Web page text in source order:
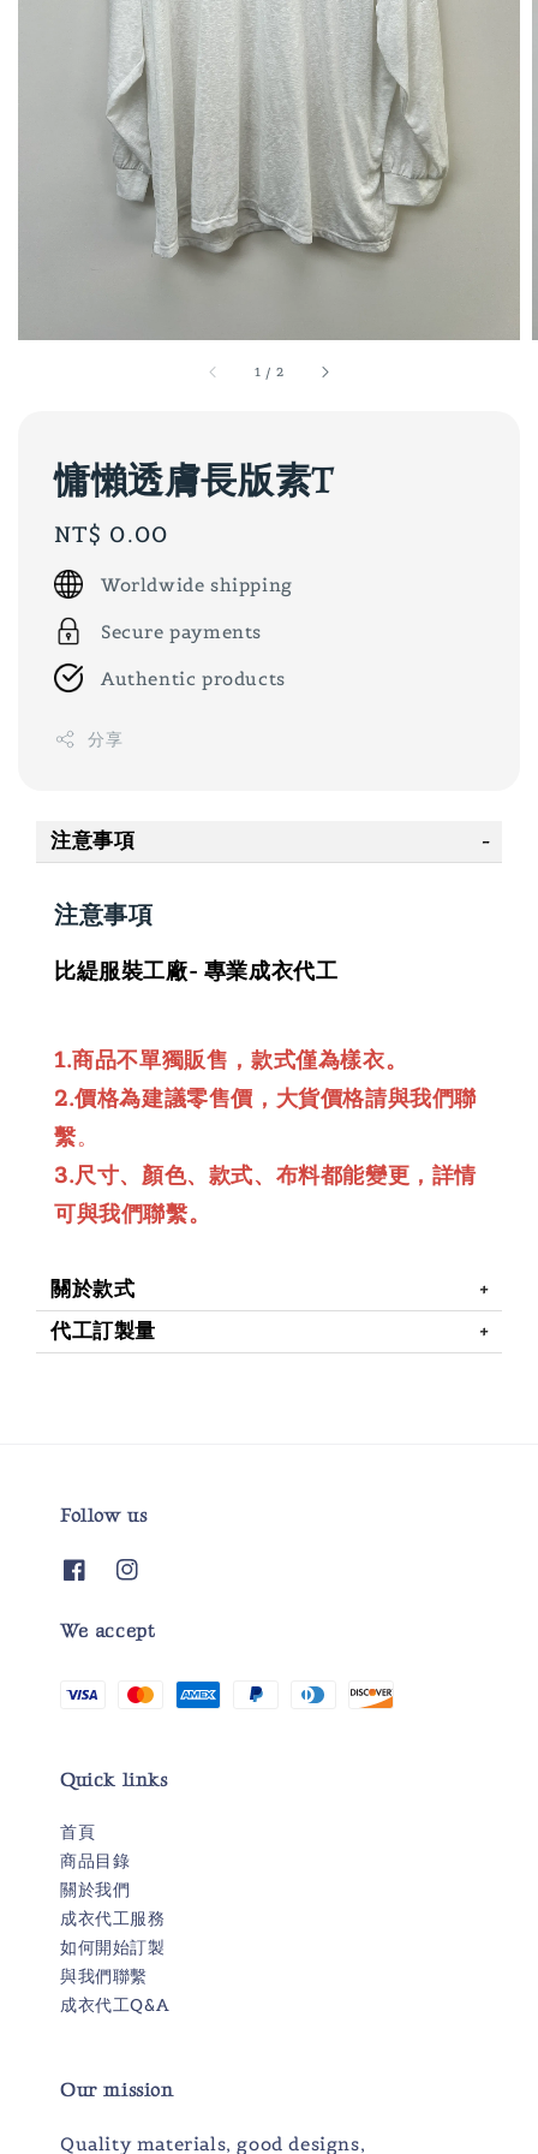
1 / 2
慵懶透膚長版素T
Regular
price
NT$ 0.00
Worldwide shipping
Secure payments
Authentic products
分享
注意事項
注意事項
比緹服裝工廠- 專業成衣代工
1.商品不單獨販售，款式僅為樣衣。
2.價格為建議零售價，大貨價格請與我們聯
繫。
3.尺寸、顏色、款式、布料都能變更，詳情
可與我們聯繫。
關於款式
代工訂製量
Follow us
We accept
Quick links
首頁
商品目錄
關於我們
成衣代工服務
如何開始訂製
與我們聯繫
成衣代工Q&A
Our mission
Quality materials, good designs,